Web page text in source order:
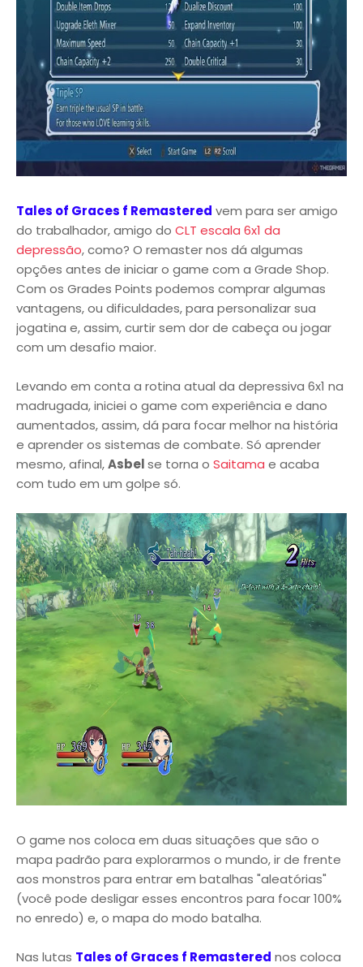
Tales of Graces f Remastered vem para ser amigo
do trabalhador, amigo do CLT escala 6x1 da
depressão, como? O remaster nos dá algumas
opções antes de iniciar o game com a Grade Shop.
Com os Grades Points podemos comprar algumas
vantagens, ou dificuldades, para personalizar sua
jogatina e, assim, curtir sem dor de cabeça ou jogar
com um desafio maior.
Levando em conta a rotina atual da depressiva 6x1 na
madrugada, iniciei o game com experiência e dano
aumentados, assim, dá para focar melhor na história
e aprender os sistemas de combate. Só aprender
mesmo, afinal,Asbelse torna o Saitama e acaba
com tudo em um golpe só.
O game nos coloca em duas situações que são o
mapa padrão para explorarmos o mundo, ir de frente
aos monstros para entrar em batalhas "aleatórias"
(você pode desligar esses encontros para focar 100%
no enredo) e, o mapa do modo batalha.
Nas lutas Tales of Graces f Remastered nos coloca